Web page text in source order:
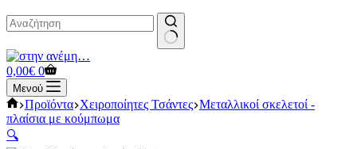
No
results
Καλάθι
Αγορών
0,00€ 0
Μενού
Αρχική
σελίδα
Προϊόντα Χειροποίητες Τσάντες Μεταλλικοί σκελετοί -
πλαίσια με κούμπωμα
🔍